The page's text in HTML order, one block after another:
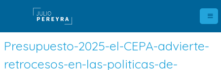
Presupuesto-2025-el-CEPA-advierte-
retrocesos-en-las-politicas-de-